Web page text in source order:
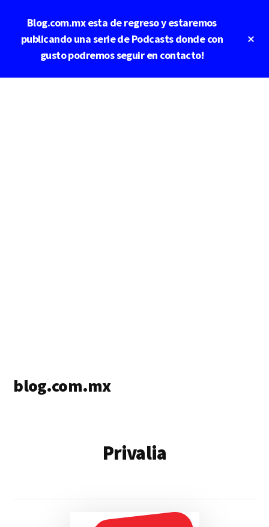
contenido
Blog.com.mx esta de regreso y estaremos
publicando una serie de Podcasts donde con
gusto podremos seguir en contacto!
blog.com.mx
Privalia